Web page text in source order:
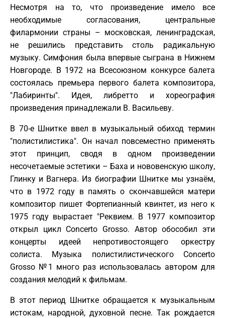
Несмотря на то, что произведение имело все
необходимые согласования, центральные
филармонии страны – московская, ленинградская,
не решились представить столь радикальную
музыку. Симфония была впервые сыграна в Нижнем
Новгороде. В 1972 на Всесоюзном конкурсе балета
состоялась премьера первого балета композитора,
"Лабиринты". Идея, либретто и хореография
произведения принадлежали В. Васильеву.
В 70-е Шнитке ввел в музыкальный обиход термин
"полистилистика". Он начал повсеместно применять
этот принцип, сводя в одном произведении
несочетаемые эстетики – Баха и нововенскую школу,
Глинку и Вагнера. Из биографии Шнитке мы узнаём,
что в 1972 году в память о скончавшейся матери
композитор пишет Фортепианный квинтет, из него к
1975 году вырастает "Реквием. В 1977 композитор
открыл цикл Concerto Grosso. Автор обособил эти
концерты идеей непротивостоящего оркестру
солиста. Музыка полистилистического Concerto
Grosso №1 много раз использовалась автором для
создания мелодий к фильмам.
В этот период Шнитке обращается к музыкальным
истокам, народной, духовной песне. Так рождается